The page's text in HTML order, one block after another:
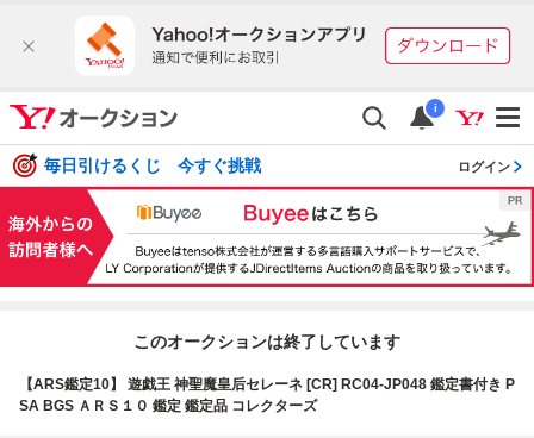
i
毎日引けるくじ 今すぐ挑戦 ログイン
このオークションは終了しています
【ARS鑑定10】 遊戯王 神聖魔皇后セレーネ [CR] RC04-JP048 鑑定書付き P
SA BGS ＡＲＳ１０ 鑑定 鑑定品 コレクターズ